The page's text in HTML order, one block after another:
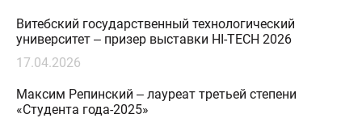
Витебский государственный технологический
университет – призер выставки HI-TECH 2026
17.04.2026
Максим Репинский – лауреат третьей степени
«Студента года-2025»